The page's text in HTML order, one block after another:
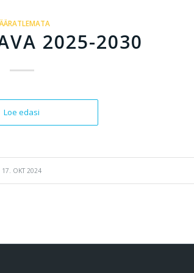
2025-2030
Loe edasi
17. OKT 2024